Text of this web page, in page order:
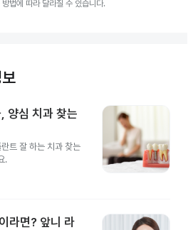
법에 따라 달라질 수 있습니다.
양심 치과 찾는
트 잘 하는 치과 찾는
.
라면? 앞니 라